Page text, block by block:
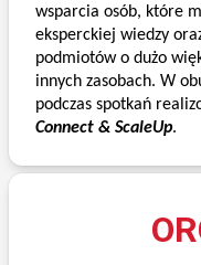
wsparcia osób, które
eksperckiej wiedzy
podmiotów o dużo
innych zasobach. W
Connect & ScaleUp.